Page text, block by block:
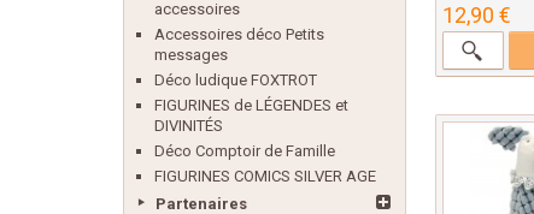
accessoires
Accessoires déco Petits
messages
Déco ludique FOXTROT
FIGURINES de LÉGENDES et
DIVINITÉS
Déco Comptoir de Famille
FIGURINES COMICS SILVER AGE
Partenaires
12,90 €